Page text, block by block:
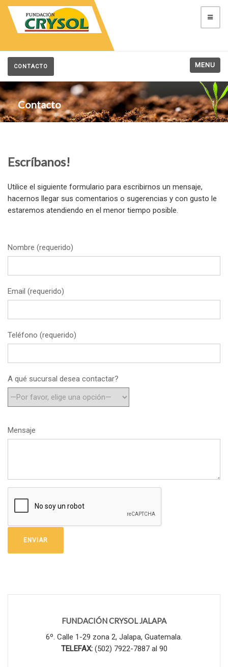
CONTACTO MENU
Contacto
Escríbanos!
Utilice el siguiente formulario para escribirnos un mensaje,
hacernos llegar sus comentarios o sugerencias y con gusto le
estaremos atendiendo en el menor tiempo posible.
Nombre (requerido)
Email (requerido)
Teléfono (requerido)
A qué sucursal desea contactar?
Mensaje
FUNDACIÓN CRYSOL JALAPA
6º. Calle 1-29 zona 2, Jalapa, Guatemala.
TELEFAX:(502) 7922-7887 al 90